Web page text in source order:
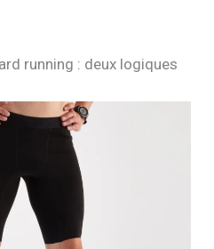
running : deux logiques